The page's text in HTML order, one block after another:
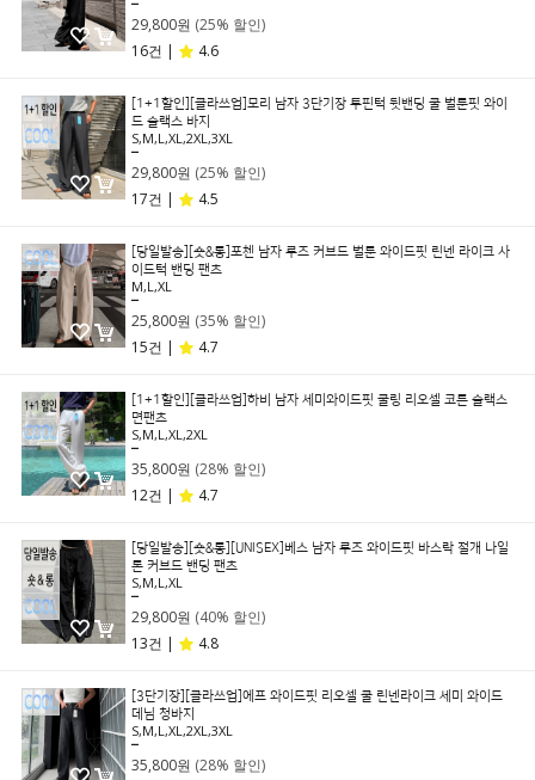
29,800원 (25% 할인)
16건 |
4.6
[1+1할인][클라쓰업]모리 남자 3단기장 투핀턱 뒷밴딩 쿨 벌룬핏 와이
드 슬랙스 바지
S,M,L,XL,2XL,3XL
29,800원 (25% 할인)
17건 |
4.5
[당일발송][숏&롱]포첸 남자 루즈 커브드 벌룬 와이드핏 린넨 라이크 사
이드턱 밴딩 팬츠
M,L,XL
25,800원 (35% 할인)
15건 |
4.7
[1+1할인][클라쓰업]하비 남자 세미와이드핏 쿨링 리오셀 코튼 슬랙스
면팬츠
S,M,L,XL,2XL
35,800원 (28% 할인)
12건 |
4.7
[당일발송][숏&롱][UNISEX]베스 남자 루즈 와이드핏 바스락 절개 나일
론 커브드 밴딩 팬츠
S,M,L,XL
29,800원 (40% 할인)
13건 |
4.8
[3단기장][클라쓰업]에프 와이드핏 리오셀 쿨 린넨라이크 세미 와이드
데님 청바지
S,M,L,XL,2XL,3XL
35,800원 (28% 할인)